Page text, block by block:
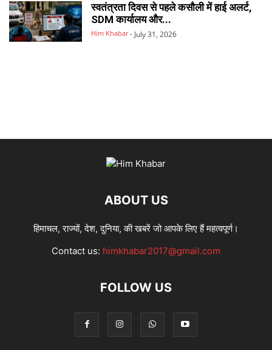
स्वतंत्रता दिवस से पहले कसौली में हाई अलर्ट,
SDM कार्यालय और...
Him Khabar - July 31, 2026
ABOUT US
हिमाचल, राज्यों, देश, दुनिया, की खबरें जो आपके लिए हैं महत्वपूर्ण।
Contact us: himkhabar2017@gmail.com
FOLLOW US